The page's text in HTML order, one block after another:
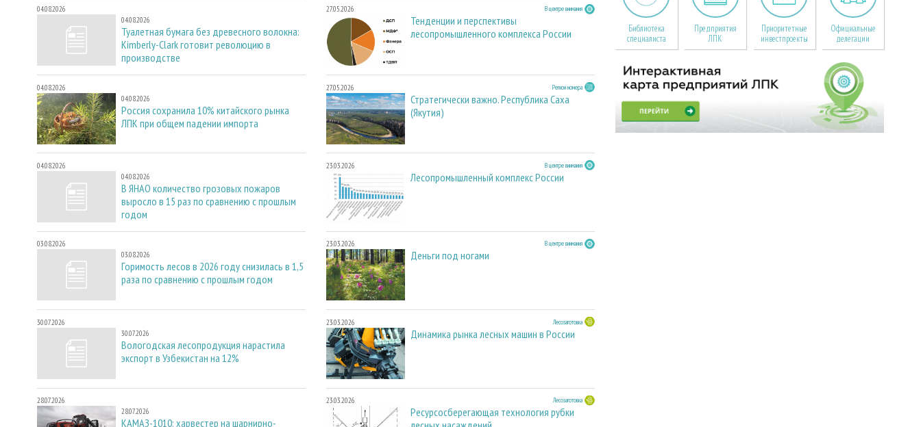
04.08.2026
04.08.2026
Туалетная бумага без древесного волокна:
Kimberly-Clark готовит революцию в
производстве
04.08.2026
04.08.2026
Россия сохранила 10% китайского рынка
ЛПК при общем падении импорта
04.08.2026
04.08.2026
В ЯНАО количество грозовых пожаров
выросло в 15 раз по сравнению с прошлым
годом
03.08.2026
03.08.2026
Горимость лесов в 2026 году снизилась в 1,5
раза по сравнению с прошлым годом
30.07.2026
30.07.2026
Вологодская лесопродукция нарастила
экспорт в Узбекистан на 12%
28.07.2026
28.07.2026
КАМАЗ-1010: харвестер на шарнирно-
27.05.2026 В центре внимания
Тенденции и перспективы
лесопромышленного комплекса России
27.05.2026 Регион номера
Стратегически важно. Республика Саха
(Якутия)
23.03.2026 В центре внимания
Лесопромышленный комплекс России
23.03.2026 В центре внимания
Деньги под ногами
23.03.2026 Лесозаготовка
Динамика рынка лесных машин в России
23.03.2026 Лесозаготовка
Ресурсосберегающая технология рубки
Библиотека
специалиста
Предприятия
ЛПК
Приоритетные
инвестпроекты
Официальные
делегации